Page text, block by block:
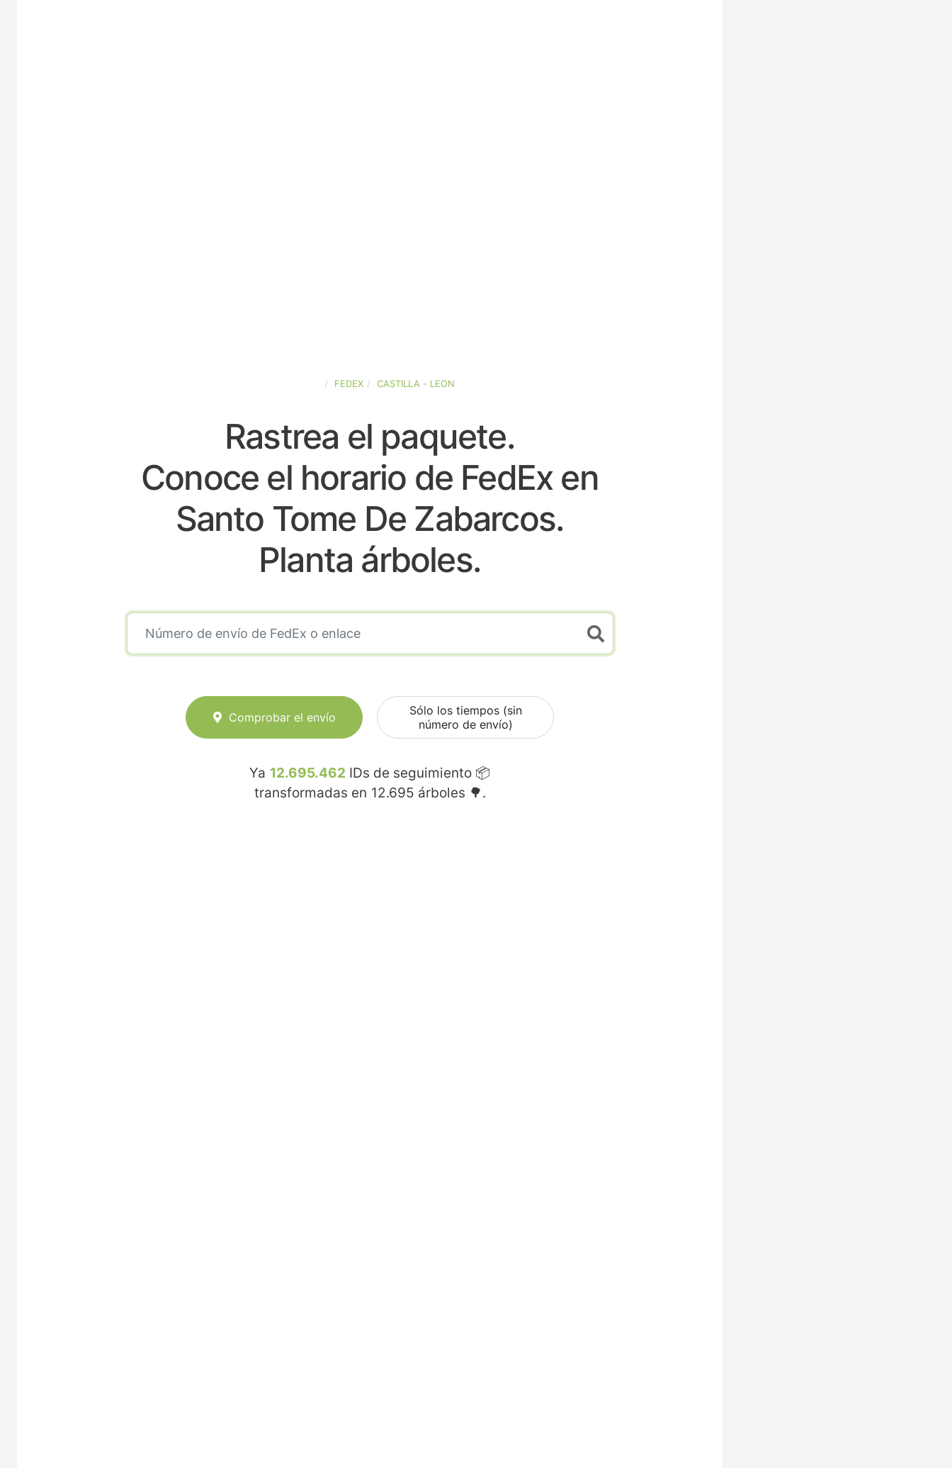
FEDEX CASTILLA - LEON
Rastrea el paquete.
Conoce el horario de FedEx en
Santo Tome De Zabarcos.
Planta árboles.
Comprobar el envío
Sólo los tiempos (sin
número de envío)
Ya 12.695.462 IDs de seguimiento 📦
transformadas en 12.695 árboles 🌳.